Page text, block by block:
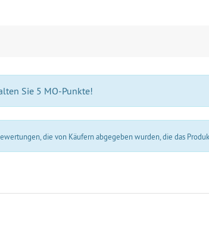
Sie 5 MO-Punkte!
die von Käufern abgegeben wurden, die das